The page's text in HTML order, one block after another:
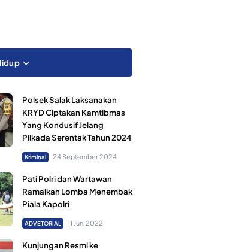
Polsek Salak Laksanakan
KRYD Ciptakan Kamtibmas
Yang Kondusif Jelang
Pilkada Serentak Tahun 2024
Kriminal 24 September 2024
Pati Polri dan Wartawan
Ramaikan Lomba Menembak
Piala Kapolri
ADVETORIAL 11 Juni 2022
Kunjungan Resmi ke